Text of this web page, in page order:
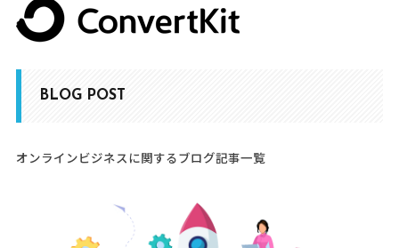
BLOG POST
オンラインビジネスに関するブログ記事一覧